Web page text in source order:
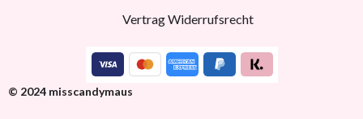
Vertrag Widerrufsrecht
© 2024 misscandymaus